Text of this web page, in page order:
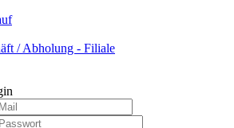
/ Abholung - Filiale